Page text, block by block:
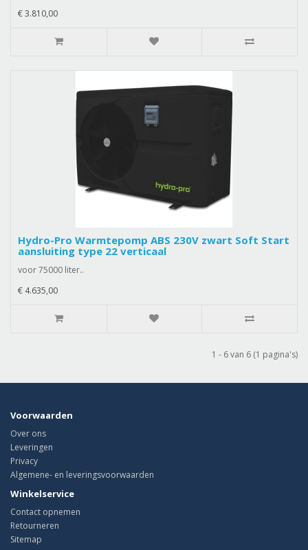
€ 3.810,00
Hydro-Pro Warmtepomp ABS 230V zwart Soft Start
aansluiting type 22 verticaal
voor 75000 liter..
€ 4.635,00
1 - 6 van 6 (1 pagina's)
Voorwaarden
Over ons
Leveringen
Privacy
Algemene- en leveringsvoorwaarden
Winkelservice
Contact opnemen
Retourneren
Sitemap